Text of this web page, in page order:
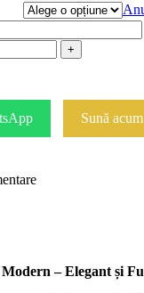
+
Sună acum
– Elegant și